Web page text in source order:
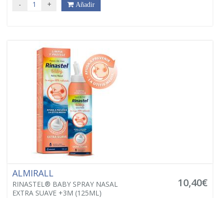
- + Añadir
ALMIRALL
RINASTEL® BABY SPRAY NASAL
EXTRA SUAVE +3M (125ML)
10,40€